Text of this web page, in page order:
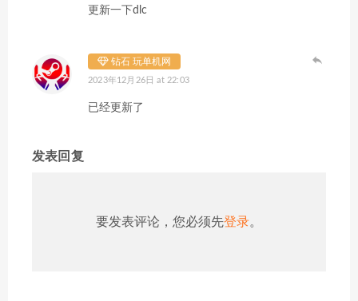
更新一下dlc
钻石 玩单机网
2023年12月26日 at 22:03
已经更新了
发表回复
要发表评论，您必须先登录。